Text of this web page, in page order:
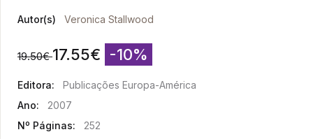
Autor(s) Veronica Stallwood
19.50€ 17.55€ -10%
Editora:
Publicações Europa-América
Ano:
2007
Nº Páginas:
252